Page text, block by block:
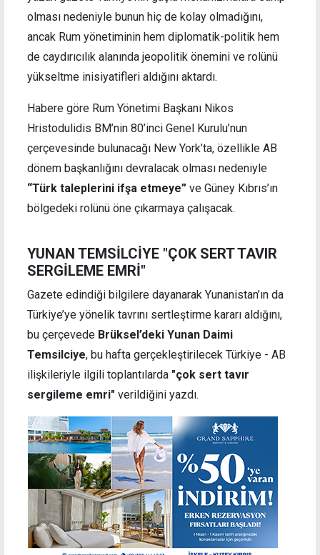
olması nedeniyle bunun hiç de kolay olmadığını,
ancak Rum yönetiminin hem diplomatik-politik hem
de caydırıcılık alanında jeopolitik önemini ve rolünü
yükseltme inisiyatifleri aldığını aktardı.
Habere göre Rum Yönetimi Başkanı Nikos
Hristodulidis BM’nin 80’inci Genel Kurulu’nun
çerçevesinde bulunacağı New York’ta, özellikle AB
dönem başkanlığını devralacak olması nedeniyle
“Türk taleplerini ifşa etmeye” ve Güney Kıbrıs’ın
bölgedeki rolünü öne çıkarmaya çalışacak.
YUNAN TEMSİLCİYE "ÇOK SERT TAVIR
SERGİLEME EMRİ"
Gazete edindiği bilgilere dayanarak Yunanistan’ın da
Türkiye’ye yönelik tavrını sertleştirme kararı aldığını,
bu çerçevede Brüksel’deki Yunan Daimi
Temsilciye, bu hafta gerçekleştirilecek Türkiye - AB
ilişkileriyle ilgili toplantılarda "çok sert tavır
sergileme emri" verildiğini yazdı.